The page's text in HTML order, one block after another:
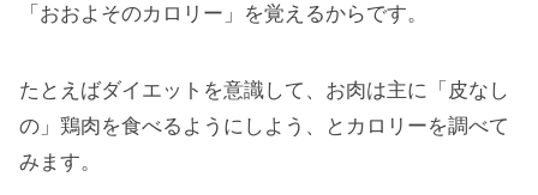
「おおよそのカロリー」を覚えるからです。
たとえばダイエットを意識して、お肉は主に「皮なし
の」鶏肉を食べるようにしよう、とカロリーを調べて
みます。